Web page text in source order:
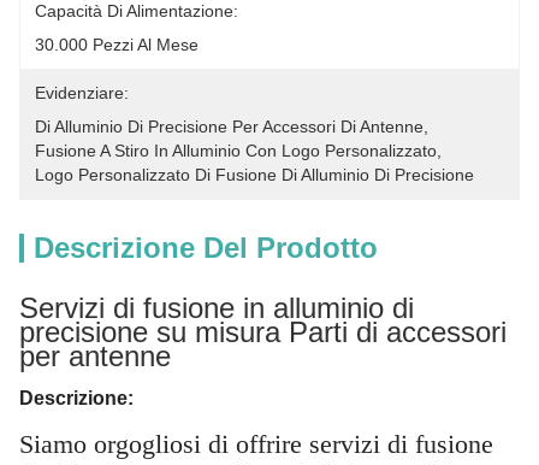
Capacità Di Alimentazione:
30.000 Pezzi Al Mese
Evidenziare:
Di Alluminio Di Precisione Per Accessori Di Antenne
Fusione A Stiro In Alluminio Con Logo Personalizzato
Logo Personalizzato Di Fusione Di Alluminio Di Precisione
Descrizione Del Prodotto
Servizi di fusione in alluminio di
precisione su misura Parti di accessori
per antenne
Descrizione:
Siamo orgogliosi di offrire servizi di fusione